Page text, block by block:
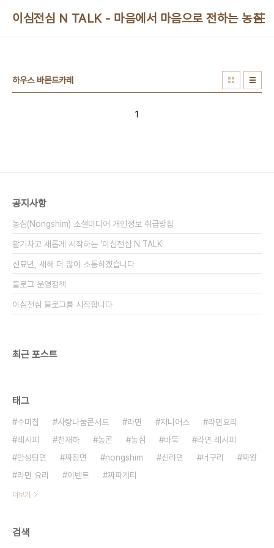
이심전심 N TALK - 마음에서 마음으로 전하는 농심
하우스 바몬드카레
1
공지사항
농심(Nongshim) 소셜미디어 개인정보 취급방침
활기차고 새롭게 시작하는 '이심전심 N TALK'
신묘년, 새해 더 많이 소통하겠습니다
블로그 운영정책
이심전심 블로그를 시작합니다
최근 포스트
태그
수미칩 사랑나눔콘서트 라면 지니어스
라면요리
레시피
천재하 농콘 농심 바둑
라면 레시피
안성탕면
짜장면 nongshim 신라면 너구리
짜왕
라면 요리
이벤트 짜파게티
더보기
검색